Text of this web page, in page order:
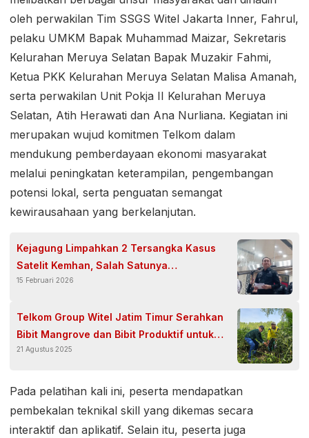
oleh perwakilan Tim SSGS Witel Jakarta Inner, Fahrul,
pelaku UMKM Bapak Muhammad Maizar, Sekretaris
Kelurahan Meruya Selatan Bapak Muzakir Fahmi,
Ketua PKK Kelurahan Meruya Selatan Malisa Amanah,
serta perwakilan Unit Pokja II Kelurahan Meruya
Selatan, Atih Herawati dan Ana Nurliana. Kegiatan ini
merupakan wujud komitmen Telkom dalam
mendukung pemberdayaan ekonomi masyarakat
melalui peningkatan keterampilan, pengembangan
potensi lokal, serta penguatan semangat
kewirausahaan yang berkelanjutan.
Kejagung Limpahkan 2 Tersangka Kasus
Satelit Kemhan, Salah Satunya
Purnawirawan Bintang Dua
15 Februari 2026
Telkom Group Witel Jatim Timur Serahkan
Bibit Mangrove dan Bibit Produktif untuk
Warga Dusun Kepetingan Sidoarjo
21 Agustus 2025
Pada pelatihan kali ini, peserta mendapatkan
pembekalan teknikal skill yang dikemas secara
interaktif dan aplikatif. Selain itu, peserta juga